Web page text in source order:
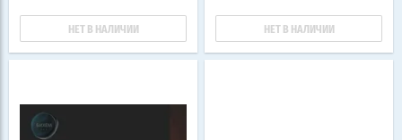
НЕТ В НАЛИЧИИ НЕТ В НАЛИЧИИ